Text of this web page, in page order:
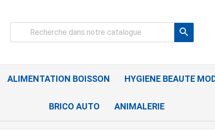

ALIMENTATION BOISSON HYGIENE BEAUTE
BRICO AUTO ANIMALERIE